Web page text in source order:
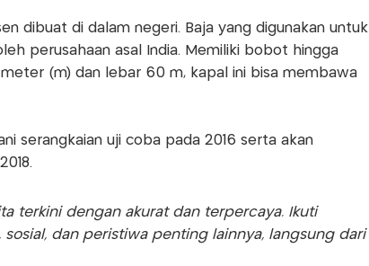
dibuat di dalam negeri. Baja yang digunakan untuk
perusahaan asal India. Memiliki bobot hingga
(m) dan lebar 60 m, kapal ini bisa membawa
serangkaian uji coba pada 2016 serta akan
terkini dengan akurat dan terpercaya. Ikuti
dan peristiwa penting lainnya, langsung dari